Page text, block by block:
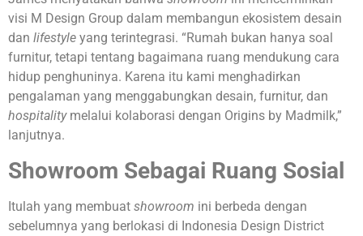
visi M Design Group dalam membangun ekosistem desain
dan lifestyle yang terintegrasi. “Rumah bukan hanya soal
furnitur, tetapi tentang bagaimana ruang mendukung cara
hidup penghuninya. Karena itu kami menghadirkan
pengalaman yang menggabungkan desain, furnitur, dan
hospitalitymelalui kolaborasi dengan Origins by Madmilk,”
lanjutnya.
Showroom Sebagai Ruang Sosial
Itulah yang membuat showroom ini berbeda dengan
sebelumnya yang berlokasi di Indonesia Design District